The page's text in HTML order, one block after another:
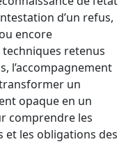
d’un refus,
encore
retenus
l’accompagnement
un
opaque en un
comprendre les
et les obligations des